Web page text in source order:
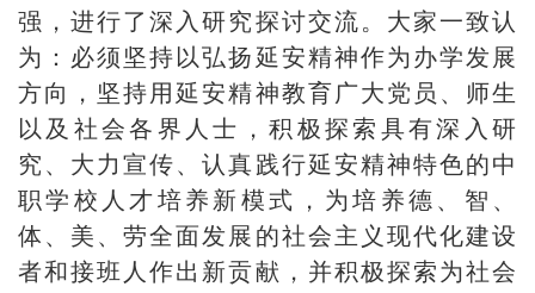
强，进行了深入研究探讨交流。大家一致认
为：必须坚持以弘扬延安精神作为办学发展
方向，坚持用延安精神教育广大党员、师生
以及社会各界人士，积极探索具有深入研
究、大力宣传、认真践行延安精神特色的中
职学校人才培养新模式，为培养德、智、
体、美、劳全面发展的社会主义现代化建设
者和接班人作出新贡献，并积极探索为社会